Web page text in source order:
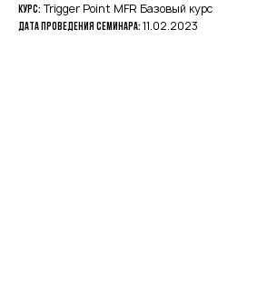
Курс: Trigger Point MFR Базовый курс
Дата проведения семинара: 11.02.2023